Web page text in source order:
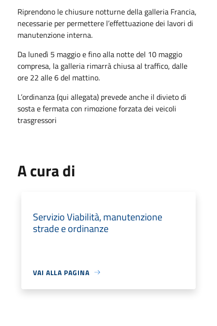
Riprendono le chiusure notturne della galleria Francia,
necessarie per permettere l’effettuazione dei lavori di
manutenzione interna.
Da lunedì 5 maggio e fino alla notte del 10 maggio
compresa, la galleria rimarrà chiusa al traffico, dalle
ore 22 alle 6 del mattino.
L’ordinanza (qui allegata) prevede anche il divieto di
sosta e fermata con rimozione forzata dei veicoli
trasgressori
A cura di
Servizio Viabilità, manutenzione
strade e ordinanze
VAI ALLA PAGINA